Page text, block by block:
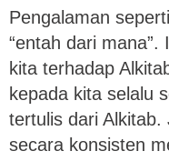
Pengalaman
“entah dari
kita terhadap
kepada kita selalu
tertulis dari Alkitab.
secara konsisten